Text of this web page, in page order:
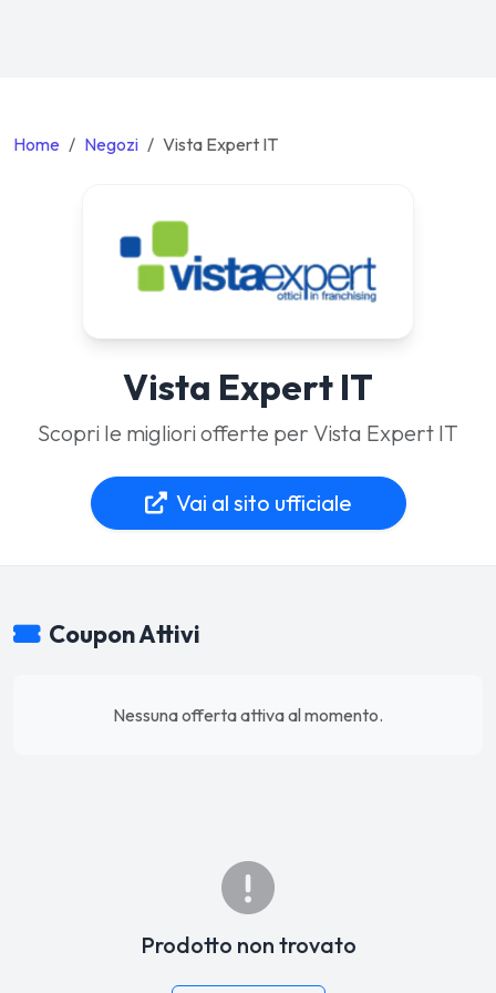
Home Negozi Vista Expert IT
Vista Expert IT
Scopri le migliori offerte per Vista Expert IT
Vai al sito ufficiale
Coupon Attivi
Nessuna offerta attiva al momento.
Prodotto non trovato